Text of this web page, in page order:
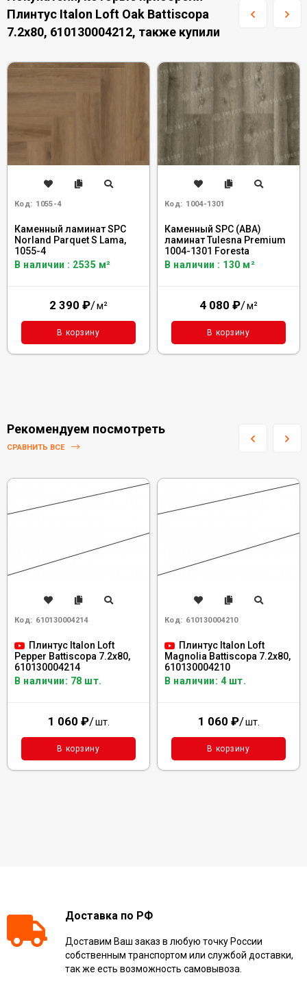
Плинтус Italon Loft Oak Battiscopa
7.2x80, 610130004212, также купили
Код: 1055-4
Каменный ламинат SPC
Norland Parquet S Lama,
1055-4
В наличии : 2535 м²
2 390 ₽/м²
В корзину
Код: 1004-1301
Каменный SPC (ABA)
ламинат Tulesna Premium
1004-1301 Foresta
В наличии : 130 м²
4 080 ₽/м²
В корзину
Рекомендуем посмотреть
СРАВНИТЬ ВСЕ
Код: 610130004214
Плинтус Italon Loft
Pepper Battiscopa 7.2x80,
610130004214
В наличии: 78 шт.
1 060 ₽/шт.
В корзину
Код: 610130004210
Плинтус Italon Loft
Magnolia Battiscopa 7.2x80,
610130004210
В наличии: 4 шт.
1 060 ₽/шт.
В корзину
Доставка по РФ
Доставим Ваш заказ в любую точку России
собственным транспортом или службой доставки,
так же есть возможность самовывоза.